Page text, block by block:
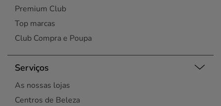
Premium Club
Top marcas
Club Compra e Poupa
Serviços
As nossas lojas
Centros de Beleza